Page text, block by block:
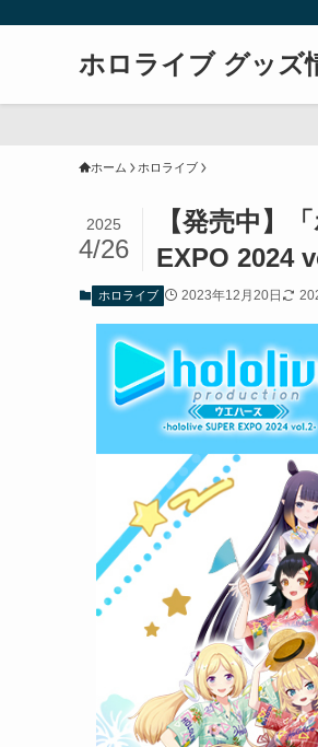
ホロライブ グッズ
ホーム ホロライブ
【発売中】
EXPO 2024
2025
4/26
ホロライブ 2023年12月20日